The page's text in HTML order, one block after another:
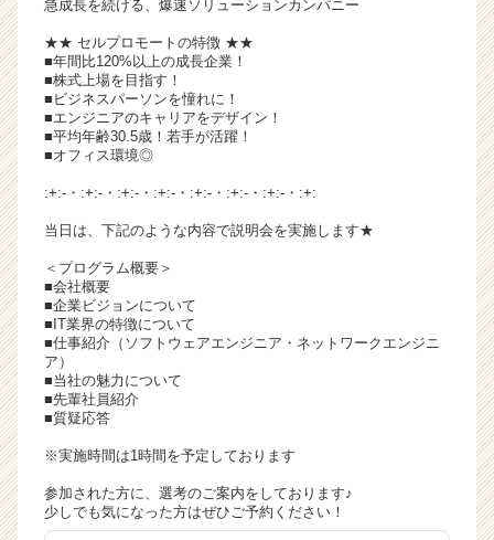
就
活
サ
ト
チ
ャ
リ
e
e
e
r）
急成長を続ける、爆速ソリューションカンパニー
★★ セルプロモートの特徴 ★★
■年間比120%以上の成長企業！
■株式上場を目指す！
■ビジネスパーソンを憧れに！
■エンジニアのキャリアをデザイン！
■平均年齢30.5歳！若手が活躍！
■オフィス環境◎
:+:-・:+:-・:+:-・:+:-・:+:-・:+:-・:+:-・:+:
当日は、下記のような内容で説明会を実施します★
＜プログラム概要＞
■会社概要
■企業ビジョンについて
■IT業界の特徴について
■仕事紹介（ソフトウェアエンジニア・ネットワークエンジニ
ア）
■当社の魅力について
■先輩社員紹介
■質疑応答
※実施時間は1時間を予定しております
参加された方に、選考のご案内をしております♪
少しでも気になった方はぜひご予約ください！